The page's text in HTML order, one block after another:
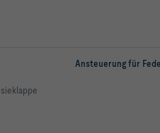
Ansteuerung für